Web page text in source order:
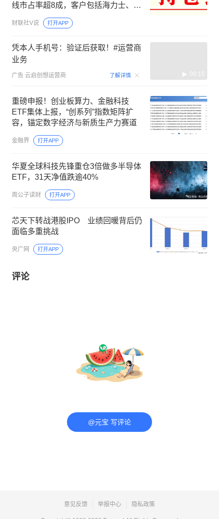
线市占率超8成，客户包括海力士、长
江存储等，这家公司间接参股300mm
大硅片领先企业
财联社V说 打开APP
凭本人手机号：验证后获取！#运营商
业务
广告 云启创想运营商 了解详情 00:15
重磅申报！创业板算力、金融科技
ETF集体上报，“创系列”指数矩阵扩
容，锚定数字经济与新质生产力赛道
金融界 打开APP
华夏全球科技先锋重仓3倍做多半导体
ETF，31天净值跌逾40%
周公子读财 打开APP
芯天下转战港股IPO 业绩回暖背后仍
面临多重挑战
央广网 打开APP
评论
@元宝 写评论
意见反馈 举报中心 隐私政策